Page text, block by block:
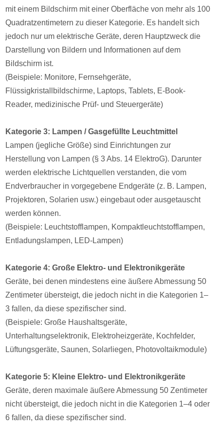
mit einem Bildschirm mit einer Oberfläche von mehr als 100
Quadratzentimetern zu dieser Kategorie. Es handelt sich
jedoch nur um elektrische Geräte, deren Hauptzweck die
Darstellung von Bildern und Informationen auf dem
Bildschirm ist.
(Beispiele: Monitore, Fernsehgeräte,
Flüssigkristallbildschirme, Laptops, Tablets, E-Book-
Reader, medizinische Prüf- und Steuergeräte)
Kategorie 3: Lampen / Gasgefüllte Leuchtmittel
Lampen (jegliche Größe) sind Einrichtungen zur
Herstellung von Lampen (§ 3 Abs. 14 ElektroG). Darunter
werden elektrische Lichtquellen verstanden, die vom
Endverbraucher in vorgegebene Endgeräte (z. B. Lampen,
Projektoren, Solarien usw.) eingebaut oder ausgetauscht
werden können.
(Beispiele: Leuchtstofflampen, Kompaktleuchtstofflampen,
Entladungslampen, LED-Lampen)
Kategorie 4: Große Elektro- und Elektronikgeräte
Geräte, bei denen mindestens eine äußere Abmessung 50
Zentimeter übersteigt, die jedoch nicht in die Kategorien 1–
3 fallen, da diese spezifischer sind.
(Beispiele: Große Haushaltsgeräte,
Unterhaltungselektronik, Elektroheizgeräte, Kochfelder,
Lüftungsgeräte, Saunen, Solarliegen, Photovoltaikmodule)
Kategorie 5: Kleine Elektro- und Elektronikgeräte
Geräte, deren maximale äußere Abmessung 50 Zentimeter
nicht übersteigt, die jedoch nicht in die Kategorien 1–4 oder
6 fallen, da diese spezifischer sind.